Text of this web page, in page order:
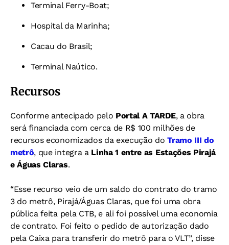
Terminal Ferry-Boat;
Hospital da Marinha;
Cacau do Brasil;
Terminal Naútico.
Recursos
Conforme antecipado pelo Portal A TARDE, a obra
será financiada com cerca de R$ 100 milhões de
recursos economizados da execução doTramo III do
metrô, que integra a Linha 1 entre as Estações Pirajá
e Águas Claras.
“Esse recurso veio de um saldo do contrato do tramo
3 do metrô, Pirajá/Águas Claras, que foi uma obra
pública feita pela CTB, e ali foi possível uma economia
de contrato. Foi feito o pedido de autorização dado
pela Caixa para transferir do metrô para o VLT”, disse